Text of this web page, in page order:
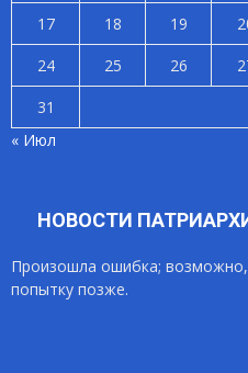
17
18 19
24
25 26
31
« Июл
НОВОСТИ
Произошла ошибка;
попытку позже.